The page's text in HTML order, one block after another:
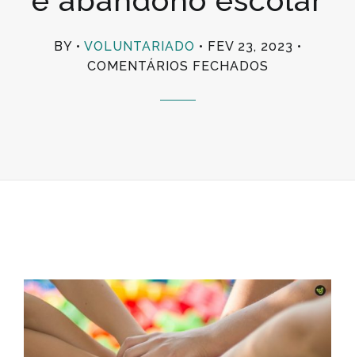
BY VOLUNTARIADO
FEV 23, 2023
COMENTÁRIOS FECHADOS
AO
INSUCESSO
E
ABANDONO